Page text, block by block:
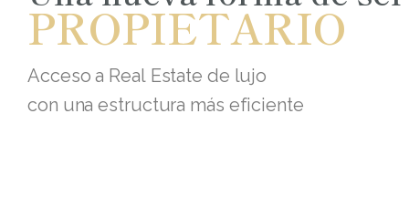
PROPIETARIO
Acceso a Real Estate de lujo
con una estructura más eficiente